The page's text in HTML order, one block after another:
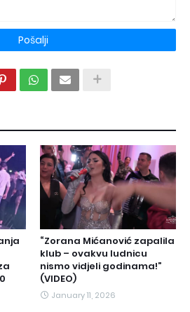
“Zorana Mićanović zapalila
klub – ovakvu ludnicu
nismo vidjeli godinama!”
(VIDEO)
January 11, 2026